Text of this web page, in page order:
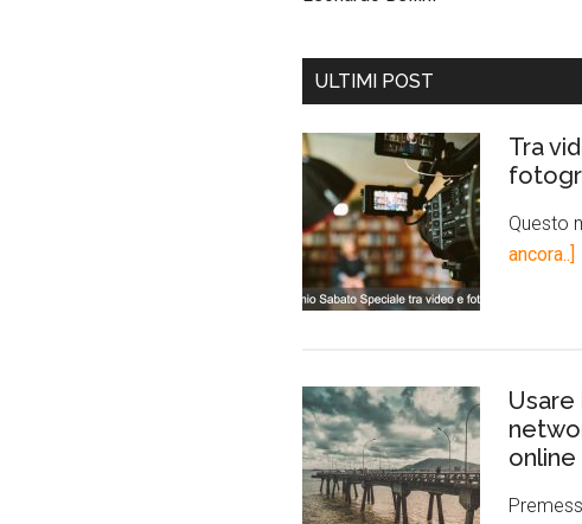
ULTIMI POST
Tra
Questo
ancora..]
Usare
online